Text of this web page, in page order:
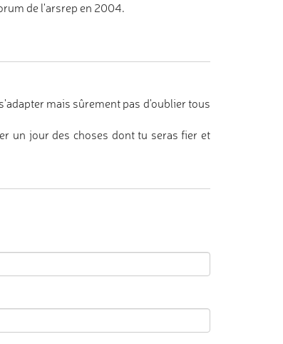
de l'arsrep en 2004.
mais sûrement pas d'oublier tous
un jour des choses dont tu seras fier et